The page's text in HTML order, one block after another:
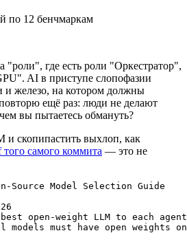
по 12 бенчмаркам
"роли", где есть роли "Оркестратор",
AI в приступе слопофазии
и железо, на котором должны
ещё раз: люди не делают
вы пытаетесь обмануть?
скопипастить выхлоп, как
того самого коммита — это не
Source Model Selection Guide
open-weight LLM to each